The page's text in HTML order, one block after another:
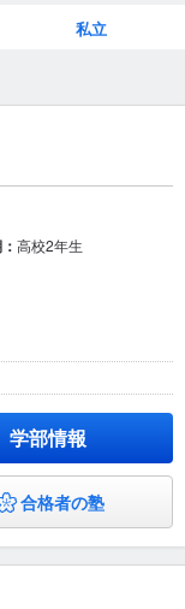
私立
高校2年生
学部情報
合格者の塾